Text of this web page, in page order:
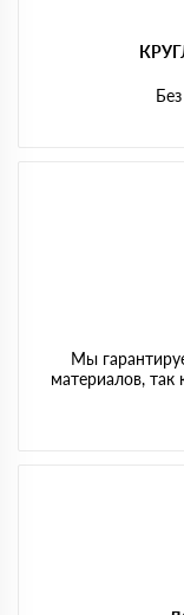
Мы
материалов,